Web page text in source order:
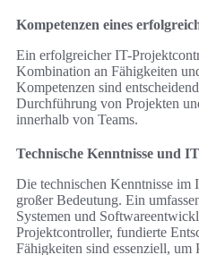
Kompetenzen eines
Ein erfolgreicher IT-
Kombination an Fähigkeiten
Kompetenzen sind
Durchführung von Projekten
innerhalb von Teams.
Technische Kenntnisse und
Die technischen Kenntnisse im
großer Bedeutung. Ein
Systemen und
Projektcontroller, fundierte
Fähigkeiten sind essenziell, um